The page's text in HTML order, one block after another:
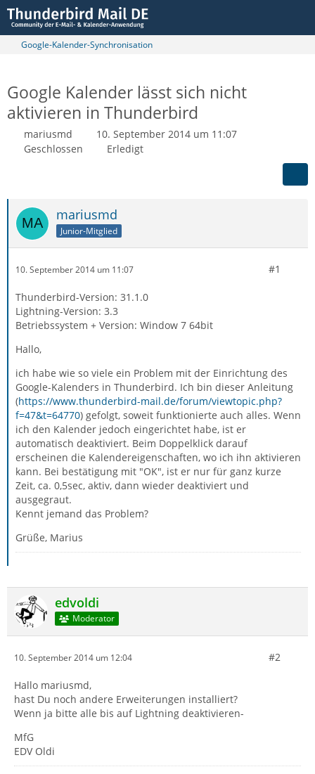
Google-Kalender-Synchronisation
Google Kalender lässt sich nicht
aktivieren in Thunderbird
mariusmd
10. September 2014 um 11:07
Geschlossen
Erledigt
mariusmd
Junior-Mitglied
10. September 2014 um 11:07 #1
Thunderbird-Version: 31.1.0
Lightning-Version: 3.3
Betriebssystem + Version: Window 7 64bit
Hallo,
ich habe wie so viele ein Problem mit der Einrichtung des
Google-Kalenders in Thunderbird. Ich bin dieser Anleitung
(https://www.thunderbird-mail.de/forum/viewtopic.php?
f=47&t=64770) gefolgt, soweit funktionierte auch alles. Wenn
ich den Kalender jedoch eingerichtet habe, ist er
automatisch deaktiviert. Beim Doppelklick darauf
erscheinen die Kalendereigenschaften, wo ich ihn aktivieren
kann. Bei bestätigung mit "OK", ist er nur für ganz kurze
Zeit, ca. 0,5sec, aktiv, dann wieder deaktiviert und
ausgegraut.
Kennt jemand das Problem?
Grüße, Marius
edvoldi
Moderator
10. September 2014 um 12:04 #2
Hallo mariusmd,
hast Du noch andere Erweiterungen installiert?
Wenn ja bitte alle bis auf Lightning deaktivieren-
MfG
EDV Oldi